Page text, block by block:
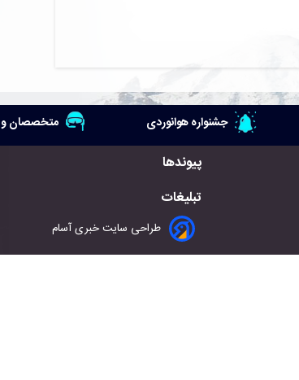
جشنواره هوانوردی متخصصان و
پیوندها
تبلیغات
طراحی سایت خبری آسام